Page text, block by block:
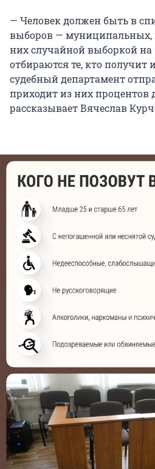
— Человек должен быть в
выборов — муниципальных,
них случайной выборкой
отбираются те, кто
судебный департамент
приходит из них процентов
рассказывает Вячеслав